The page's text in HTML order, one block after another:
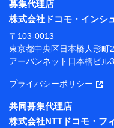
【利用目的】
当社または株式会社
プが提供する保険関
付および管理のため
当社または株式会社
携会社の保険その他
維持管理等の委託業
関連する当社または
ルグループおよび提
募集代理店
株式会社ドコモ・インシ
〒103-0013
東京都中央区日本橋人形町
アーバンネット日本橋ビル
プライバシーポリシー
共同募集代理店
株式会社NTTドコモ・フ